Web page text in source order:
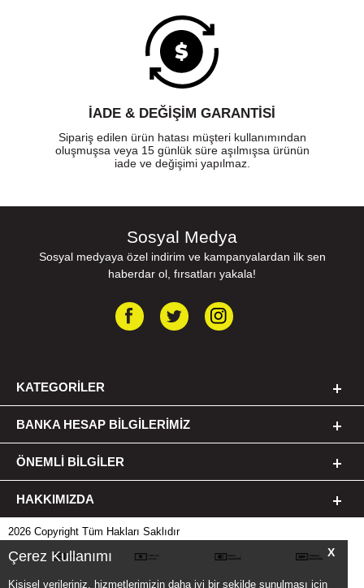
X
Çerez Kullanımı
Kişisel verileriniz, hizmetlerimizin daha iyi bir şekilde sunulması için
İADE & DEĞİŞİM GARANTİSİ
Sipariş edilen ürün hatası müşteri kullanımından
oluşmuşsa veya 15 günlük süre aşılmışsa ürünün
iade ve değişimi yapılmaz.
Sosyal Medya
Sosyal medyaya özel indirim ve kampanyalardan ilk sen
haberdar ol, fırsatları yakala!
KATEGORILER
BANKA HESAP BILGILERIMIZ
ÖNEMLI BILGILER
HAKKIMIZDA
2026 Copyright Tüm Hakları Saklıdır